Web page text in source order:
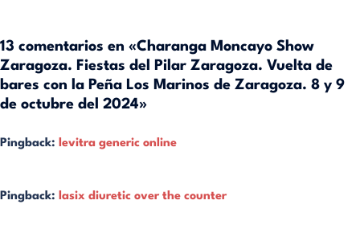
13 comentarios en «Charanga Moncayo Show
Zaragoza. Fiestas del Pilar Zaragoza. Vuelta de
bares con la Peña Los Marinos de Zaragoza. 8 y 9
de octubre del 2024»
Pingback: levitra generic online
Pingback: lasix diuretic over the counter